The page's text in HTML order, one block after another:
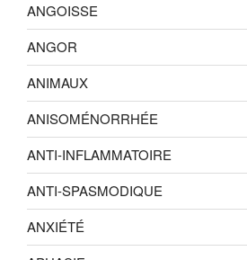
ANGOISSE
ANGOR
ANIMAUX
ANISOMÉNORRHÉE
ANTI-INFLAMMATOIRE
ANTI-SPASMODIQUE
ANXIÉTÉ